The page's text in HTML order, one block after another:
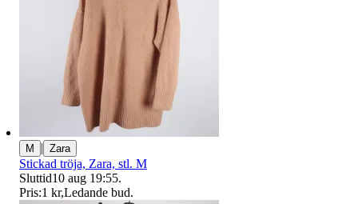
M | Zara
Stickad tröja, Zara, stl. M
Sluttid10 aug 19:55.
Pris:1 kr,Ledande bud.